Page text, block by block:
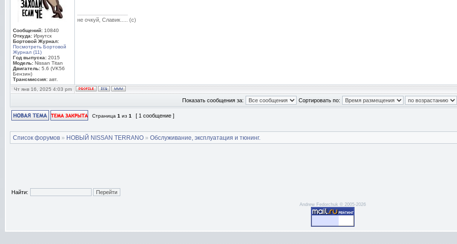
Сообщений: 10840
Откуда: Иркутск
Бортовой Журнал:
Посмотреть Бортовой
Журнал (11)
Год выпуска: 2015
Модель: Nissan Titan
Двигатель: 5.6 (VK56
Бензин)
Трансмиссия: авт.
не очкуй, Славик..... (с)
Чт янв 16, 2025 4:03 pm
Показать сообщения за: Сортировать по:
Страница 1 из 1 [ 1 сообщение ]
Список форумов » НОВЫЙ NISSAN TERRANO » Обслуживание, эксплуатация и тюнинг.
Найти:
Andrew Fedorchuk © 2005-2026